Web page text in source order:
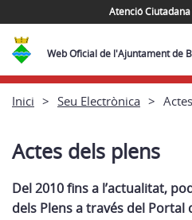
Atenció
Web Oficial de l'Ajuntament de
Inici Seu Electrònica
Actes dels plens
Del 2010 fins a l’actualitat,
dels Plens a través del Portal